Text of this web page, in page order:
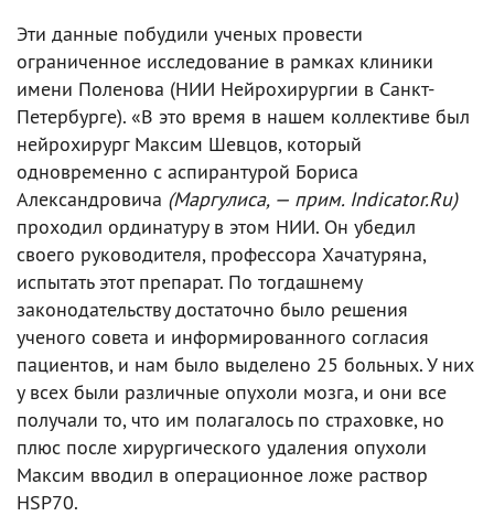
Эти данные побудили ученых провести
ограниченное исследование в рамках клиники
имени Поленова (НИИ Нейрохирургии в Санкт-
Петербурге). «В это время в нашем коллективе был
нейрохирург Максим Шевцов, который
одновременно с аспирантурой Бориса
Александровича (Маргулиса, — прим. Indicator.Ru)
проходил ординатуру в этом НИИ. Он убедил
своего руководителя, профессора Хачатуряна,
испытать этот препарат. По тогдашнему
законодательству достаточно было решения
ученого совета и информированного согласия
пациентов, и нам было выделено 25 больных. У них
у всех были различные опухоли мозга, и они все
получали то, что им полагалось по страховке, но
плюс после хирургического удаления опухоли
Максим вводил в операционное ложе раствор
HSP70.